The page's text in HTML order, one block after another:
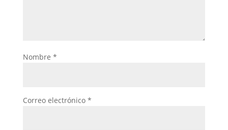
Nombre *
Correo electrónico *